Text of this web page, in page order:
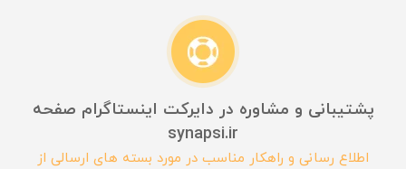
پشتیبانی و مشاوره در دایرکت اینستاگرام صفحه
synapsi.ir
اطلاع رسانی و راهکار مناسب در مورد بسته های ارسالی از